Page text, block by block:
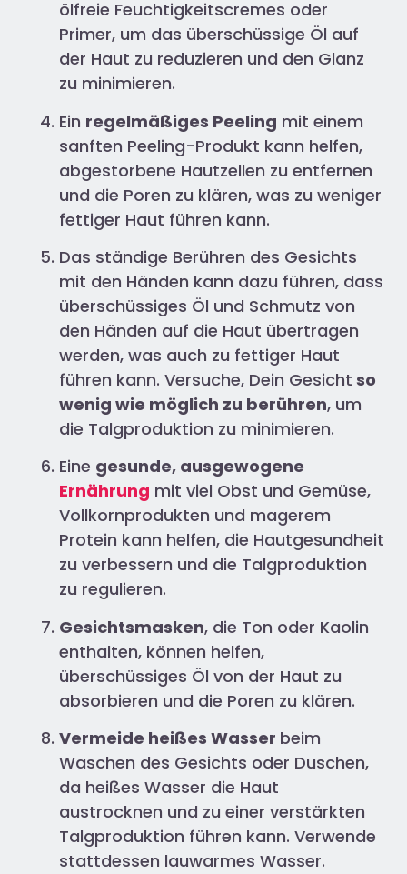
ölfreie Feuchtigkeitscremes oder
Primer, um das überschüssige Öl auf
der Haut zu reduzieren und den Glanz
zu minimieren.
Ein regelmäßiges Peeling mit einem
sanften Peeling-Produkt kann helfen,
abgestorbene Hautzellen zu entfernen
und die Poren zu klären, was zu weniger
fettiger Haut führen kann.
Das ständige Berühren des Gesichts
mit den Händen kann dazu führen, dass
überschüssiges Öl und Schmutz von
den Händen auf die Haut übertragen
werden, was auch zu fettiger Haut
führen kann. Versuche, Dein Gesicht so
wenig wie möglich zu berühren, um
die Talgproduktion zu minimieren.
Eine gesunde, ausgewogene
Ernährung mit viel Obst und Gemüse,
Vollkornprodukten und magerem
Protein kann helfen, die Hautgesundheit
zu verbessern und die Talgproduktion
zu regulieren.
Gesichtsmasken, die Ton oder Kaolin
enthalten, können helfen,
überschüssiges Öl von der Haut zu
absorbieren und die Poren zu klären.
Vermeide heißes Wasser beim
Waschen des Gesichts oder Duschen,
da heißes Wasser die Haut
austrocknen und zu einer verstärkten
Talgproduktion führen kann. Verwende
stattdessen lauwarmes Wasser.